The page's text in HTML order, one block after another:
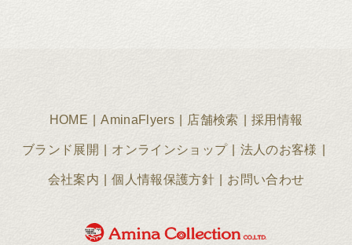
HOME AminaFlyers 店舗検索 採用情報
ブランド展開 オンラインショップ 法人のお客様
会社案内 個人情報保護方針 お問い合わせ